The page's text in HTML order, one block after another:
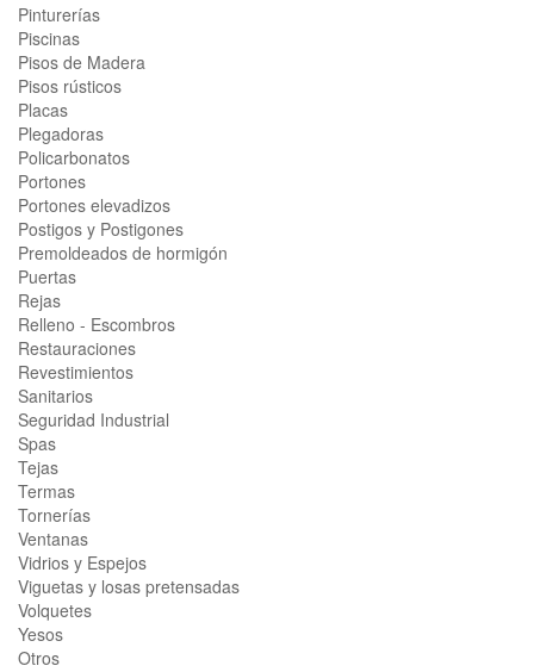
Pinturerías
Piscinas
Pisos de Madera
Pisos rústicos
Placas
Plegadoras
Policarbonatos
Portones
Portones elevadizos
Postigos y Postigones
Premoldeados de hormigón
Puertas
Rejas
Relleno - Escombros
Restauraciones
Revestimientos
Sanitarios
Seguridad Industrial
Spas
Tejas
Termas
Tornerías
Ventanas
Vidrios y Espejos
Viguetas y losas pretensadas
Volquetes
Yesos
Otros